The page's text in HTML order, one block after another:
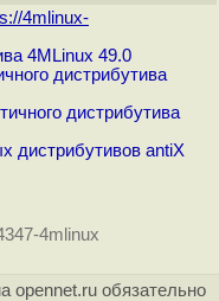
4mlinux-
4MLinux 49.0
дистрибутива
дистрибутива
дистрибутивов antiX
4mlinux
opennet.ru обязательно